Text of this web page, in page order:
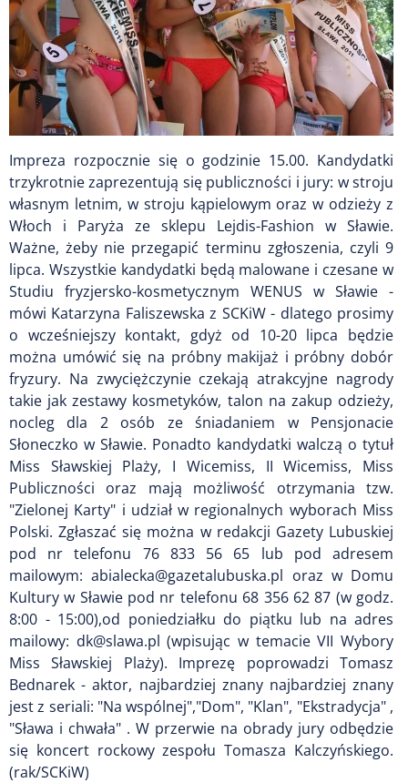
Impreza rozpocznie się o godzinie 15.00. Kandydatki
trzykrotnie zaprezentują się publiczności i jury: w stroju
własnym letnim, w stroju kąpielowym oraz w odzieży z
Włoch i Paryża ze sklepu Lejdis-Fashion w Sławie.
Ważne, żeby nie przegapić terminu zgłoszenia, czyli 9
lipca. Wszystkie kandydatki będą malowane i czesane w
Studiu fryzjersko-kosmetycznym WENUS w Sławie -
mówi Katarzyna Faliszewska z SCKiW - dlatego prosimy
o wcześniejszy kontakt, gdyż od 10-20 lipca będzie
można umówić się na próbny makijaż i próbny dobór
fryzury. Na zwyciężczynie czekają atrakcyjne nagrody
takie jak zestawy kosmetyków, talon na zakup odzieży,
nocleg dla 2 osób ze śniadaniem w Pensjonacie
Słoneczko w Sławie. Ponadto kandydatki walczą o tytuł
Miss Sławskiej Plaży, I Wicemiss, II Wicemiss, Miss
Publiczności oraz mają możliwość otrzymania tzw.
"Zielonej Karty" i udział w regionalnych wyborach Miss
Polski. Zgłaszać się można w redakcji Gazety Lubuskiej
pod nr telefonu 76 833 56 65 lub pod adresem
mailowym: abialecka@gazetalubuska.pl oraz w Domu
Kultury w Sławie pod nr telefonu 68 356 62 87 (w godz.
8:00 - 15:00),od poniedziałku do piątku lub na adres
mailowy: dk@slawa.pl (wpisując w temacie VII Wybory
Miss Sławskiej Plaży). Imprezę poprowadzi Tomasz
Bednarek - aktor, najbardziej znany najbardziej znany
jest z seriali: "Na wspólnej","Dom", "Klan", "Ekstradycja" ,
"Sława i chwała" . W przerwie na obrady jury odbędzie
się koncert rockowy zespołu Tomasza Kalczyńskiego.
(rak/SCKiW)